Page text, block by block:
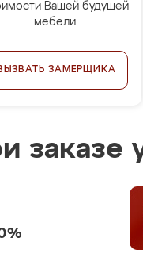
Вашей будущей
мебели.
ЗАМЕРЩИКА
заказе